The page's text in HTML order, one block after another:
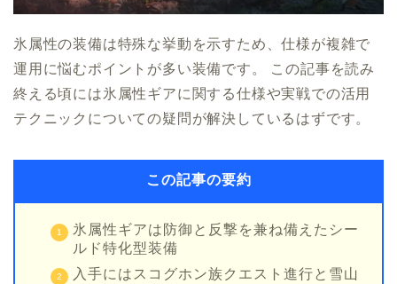
氷属性の装備は特殊な挙動を示すため、仕様が複雑で
運用に悩むポイントが多い装備です。 この記事を読み
終える頃には氷属性ギアに関する仕様や実戦での活用
テクニックについての疑問が解決しているはずです。
この記事の要約
氷属性ギアは防御と反撃を兼ね備えたシー
ルド特化型装備
入手にはスコグホン族クエスト進行と雪山